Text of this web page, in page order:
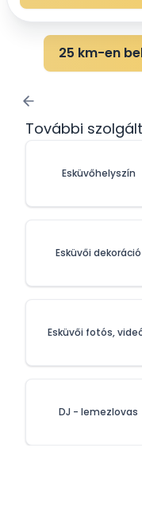
25 km-en
További
Esküvőhelyszín
Esküvői dekoráció
Esküvői fotós,
DJ - lemezlovas